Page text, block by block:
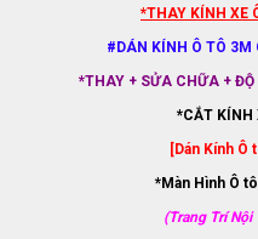
*THAY KÍNH XE
#DÁN KÍNH Ô TÔ 3M
*THAY + SỬA CHỮA + ĐỘ
*CẮT KÍNH
[Dán Kính Ô
*Màn Hình Ô
(Trang Trí Nội